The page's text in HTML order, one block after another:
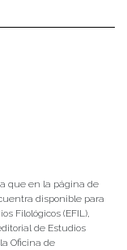
que en la página de
disponible para
Filológicos (EFIL),
de Estudios
Oficina de